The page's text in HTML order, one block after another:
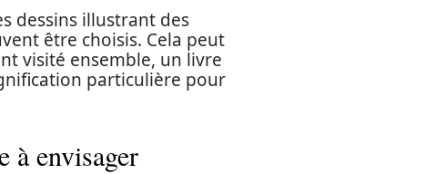
dessins illustrant des
être choisis. Cela peut
visité ensemble, un livre
particulière pour
à envisager